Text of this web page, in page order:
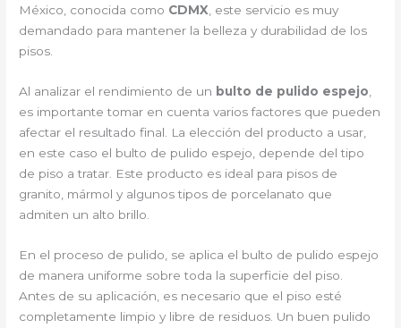
México, conocida como CDMX , este servicio es muy
demandado para mantener la belleza y durabilidad de los
pisos.
Al analizar el rendimiento de un bulto de pulido espejo
es importante tomar en cuenta varios factores que pueden
afectar el resultado final. La elección del producto a usar,
en este caso el bulto de pulido espejo, depende del tipo
de piso a tratar. Este producto es ideal para pisos de
granito, mármol y algunos tipos de porcelanato que
admiten un alto brillo.
En el proceso de pulido, se aplica el bulto de pulido espejo
de manera uniforme sobre toda la superficie del piso.
Antes de su aplicación, es necesario que el piso esté
completamente limpio y libre de residuos. Un buen pulido